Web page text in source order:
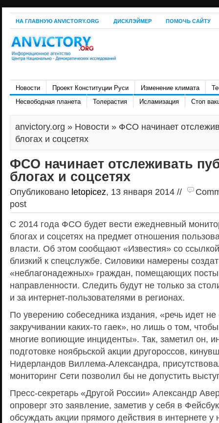
НА ГЛАВНУЮ ANVICTORY.ORG ДИСКЛЭЙМЕР ПОМОЧЬ САЙТУ
Новости Проект Конституции Руси Изменение климата
Несвободная планета
Толерастия Исламизация Стоп
anvictory.org » Новости » ФСО начинает
блогах и соцсетях
ФСО начинает отслеживать
блогах и соцсетях
Опубликовано letopicez, 13 января 2014 //
post
С 2014 года ФСО будет вести ежедневный
блогах и соцсетях на предмет отношения
власти. Об этом сообщают «Известия» со
близкий к спецслужбе. Силовики намерены
«неблагонадежных» граждан, помещающих посты
направленности. Следить будут не только за
и за интернет-пользователями в регионах.
По уверению собеседника издания, «речь идет не
закручивании каких-то гаек», но лишь о том,
многие вопиющие инциденты». Так, заметил он,
подготовке ноябрьской акции другороссов,
Нидерландов Виллема-Александра,
мониторинг Сети позволил бы не допустить
Пресс-секретарь «Другой России» Александр
опроверг это заявление, заметив у себя в
обсуждать акции прямого действия в интернете у